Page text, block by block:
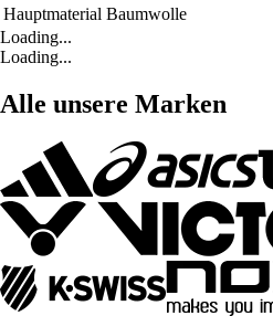
Hauptmaterial Baumwolle
Loading...
Loading...
Alle unsere Marken